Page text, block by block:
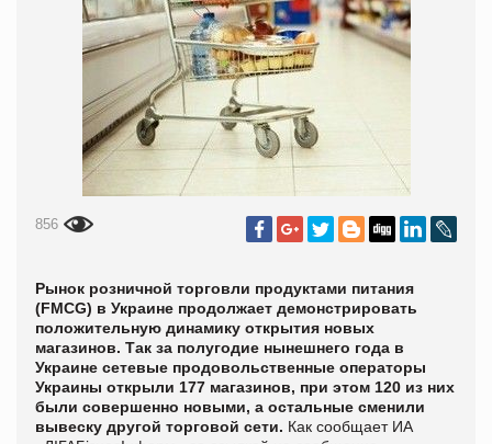
856
Рынок розничной торговли продуктами питания
(FMCG) в Украине продолжает демонстрировать
положительную динамику открытия новых
магазинов. Так за полугодие нынешнего года в
Украине сетевые продовольственные операторы
Украины открыли 177 магазинов, при этом 120 из них
были совершенно новыми, а остальные сменили
вывеску другой торговой сети. Как сообщает ИА